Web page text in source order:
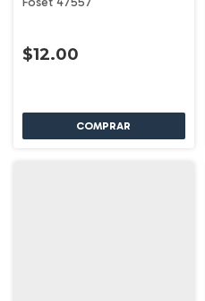
$12.00